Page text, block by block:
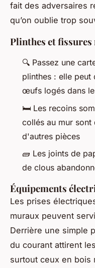
fait des adversaires
qu’on oublie trop
Plinthes et fissures
🔍 Passez une
plinthes : elle peut
œufs logés dans
🛏️ Les recoins
collés au mur sont
d'autres pièces
🧱 Les joints de
de clous
Équipements
Les prises
muraux peuvent
Derrière une simple
du courant attirent
surtout ceux en bois